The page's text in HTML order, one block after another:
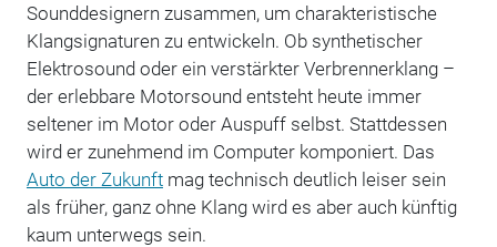
Sounddesignern zusammen, um charakteristische
Klangsignaturen zu entwickeln. Ob synthetischer
Elektrosound oder ein verstärkter Verbrennerklang –
der erlebbare Motorsound entsteht heute immer
seltener im Motor oder Auspuff selbst. Stattdessen
wird er zunehmend im Computer komponiert. Das
Auto der Zukunftmag technisch deutlich leiser sein
als früher, ganz ohne Klang wird es aber auch künftig
kaum unterwegs sein.